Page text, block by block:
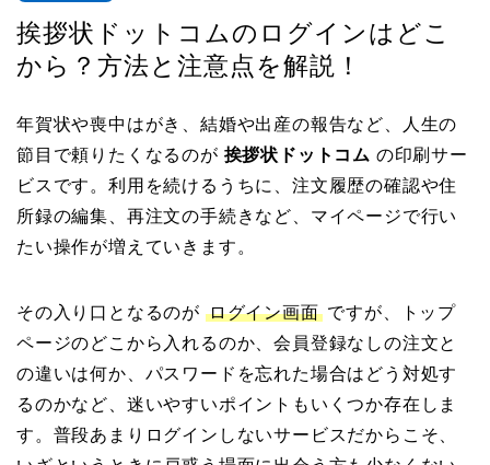
挨拶状ドットコムのログインはどこ
から？方法と注意点を解説！
年賀状や喪中はがき、結婚や出産の報告など、人生の
節目で頼りたくなるのが 挨拶状ドットコム の印刷サー
ビスです。利用を続けるうちに、注文履歴の確認や住
所録の編集、再注文の手続きなど、マイページで行い
たい操作が増えていきます。
その入り口となるのが ログイン画面ですが、トップ
ページのどこから入れるのか、会員登録なしの注文と
の違いは何か、パスワードを忘れた場合はどう対処す
るのかなど、迷いやすいポイントもいくつか存在しま
す。普段あまりログインしないサービスだからこそ、